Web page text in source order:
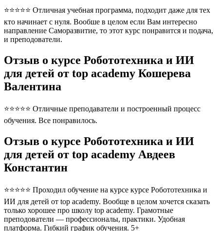
⭐⭐⭐⭐⭐ Отличная учебная программа, подходит даже для тех
кто начинает с нуля. Вообше в целом если Вам интересно
направление Саморазвитие, то этот курс понравится и подача,
и преподователи.
Отзыв о курсе Робототехника и ИИ
для детей от top academy Кошерева
Валентина
⭐⭐⭐⭐⭐ Отличные преподаватели и построенный процесс
обучения. Все понравилось.
Отзыв о курсе Робототехника и ИИ
для детей от top academy Авдеев
Константин
⭐⭐⭐⭐⭐ Проходил обучение на курсе курсе Робототехника и
ИИ для детей от top academy. Вообще в целом хочется сказать
только хорошее про школу top academy. Грамотные
преподователи — профессионалы, практики. Удобная
платформа. Гибкий график обучения. 5+